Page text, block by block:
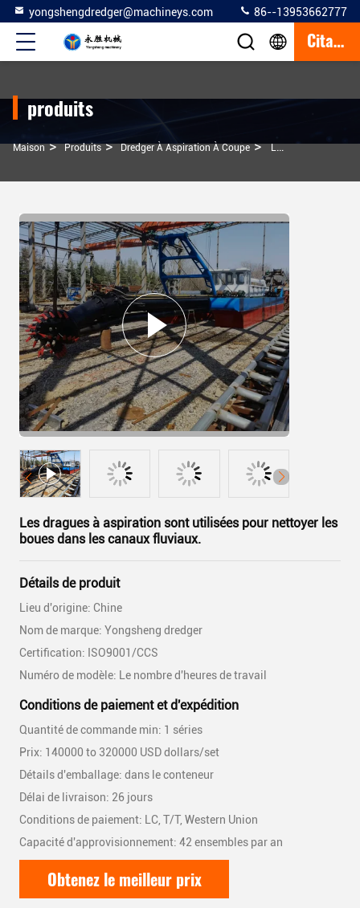
yongshengdredger@machineys.com 86--13953662777
Citation
produits
Maison > Produits > Dredger À Aspiration À Coupe > Les Dragues À Aspiration Sont Utilisées Pour Nettoyer Les Boues Dans Les Canaux Fluviaux.
Les dragues à aspiration sont utilisées pour nettoyer les
boues dans les canaux fluviaux.
Détails de produit
Lieu d'origine: Chine
Nom de marque: Yongsheng dredger
Certification: ISO9001/CCS
Numéro de modèle: Le nombre d'heures de travail
Conditions de paiement et d'expédition
Quantité de commande min: 1 séries
Prix: 140000 to 320000 USD dollars/set
Détails d'emballage: dans le conteneur
Délai de livraison: 26 jours
Conditions de paiement: LC, T/T, Western Union
Capacité d'approvisionnement: 42 ensembles par an
Obtenez le meilleur prix